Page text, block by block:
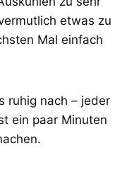
etwas zu
Mal einfach
ruhig nach – jeder
ein paar Minuten